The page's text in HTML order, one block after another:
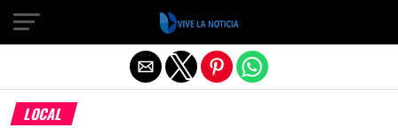
LOCAL
Salir de la versión móvil